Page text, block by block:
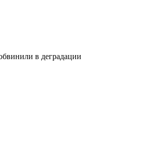
в деградации